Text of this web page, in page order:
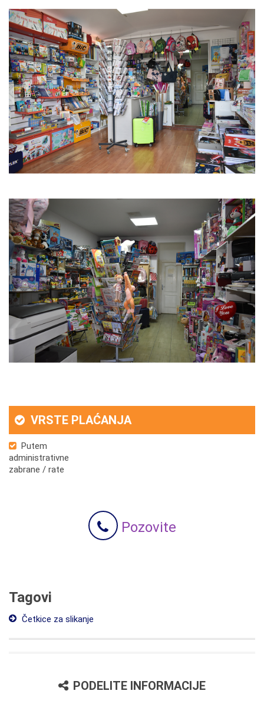
VRSTE PLAĆANJA
Putem
administrativne
zabrane / rate
Pozovite
Tagovi
Četkice za slikanje
PODELITE INFORMACIJE